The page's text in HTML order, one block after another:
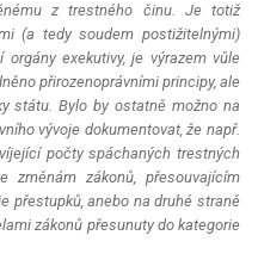
z trestného činu. Je totiž
(a tedy soudem postižitelnými)
exekutivy, je výrazem vůle
přirozenoprávními principy, ale
státu. Bylo by ostatně možno na
vývoje dokumentovat, že např.
počty spáchaných trestných
změnám zákonů, přesouvajícím
přestupků, anebo na druhé straně
zákonů přesunuty do kategorie